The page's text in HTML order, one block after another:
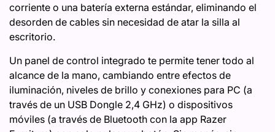
corriente o una batería externa estándar, eliminando el
desorden de cables sin necesidad de atar la silla al
escritorio.
Un panel de control integrado te permite tener todo al
alcance de la mano, cambiando entre efectos de
iluminación, niveles de brillo y conexiones para PC (a
través de un USB Dongle 2,4 GHz) o dispositivos
móviles (a través de Bluetooth con la app Razer